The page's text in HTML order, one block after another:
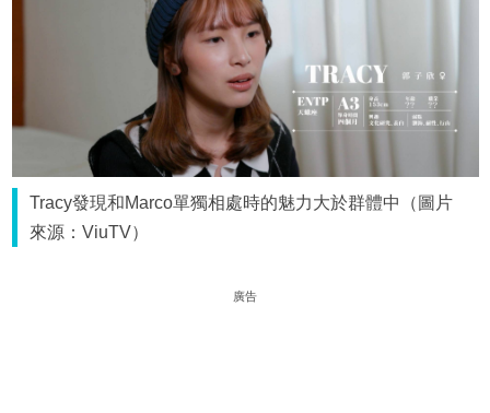
Tracy發現和Marco單獨相處時的魅力大於群體中（圖片
來源：ViuTV）
廣告